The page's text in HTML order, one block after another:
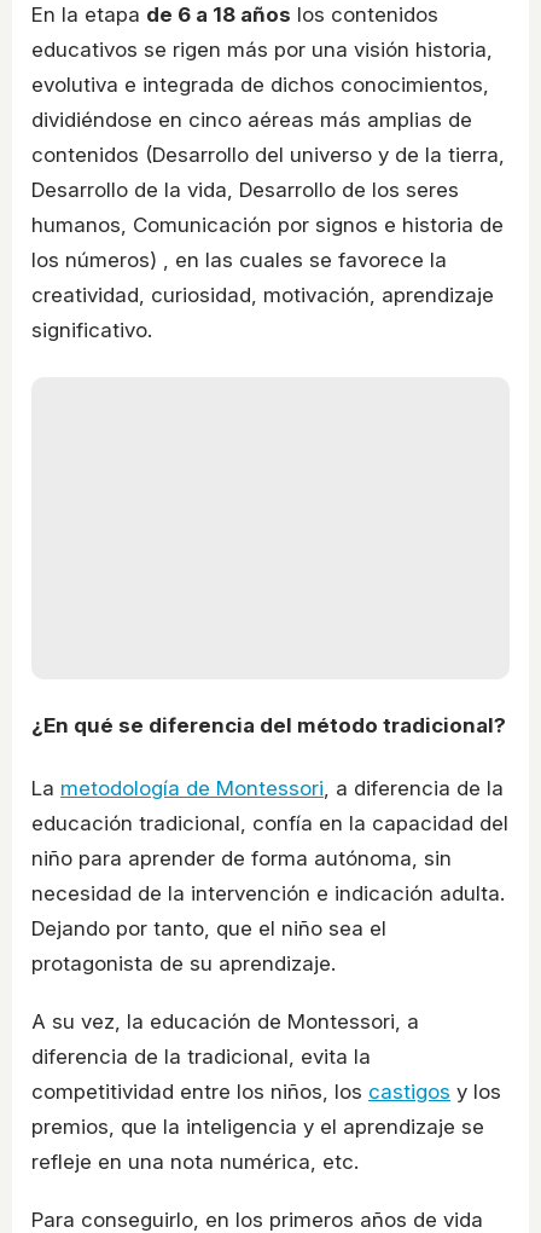
En la etapa de 6 a 18 años los contenidos
educativos se rigen más por una visión historia,
evolutiva e integrada de dichos conocimientos,
dividiéndose en cinco aéreas más amplias de
contenidos (Desarrollo del universo y de la tierra,
Desarrollo de la vida, Desarrollo de los seres
humanos, Comunicación por signos e historia de
los números) , en las cuales se favorece la
creatividad, curiosidad, motivación, aprendizaje
significativo.
¿En qué se diferencia del método tradicional?
La metodología de Montessori , a diferencia de la
educación tradicional, confía en la capacidad del
niño para aprender de forma autónoma, sin
necesidad de la intervención e indicación adulta.
Dejando por tanto, que el niño sea el
protagonista de su aprendizaje.
A su vez, la educación de Montessori, a
diferencia de la tradicional, evita la
competitividad entre los niños, los castigos y los
premios, que la inteligencia y el aprendizaje se
refleje en una nota numérica, etc.
Para conseguirlo, en los primeros años de vida